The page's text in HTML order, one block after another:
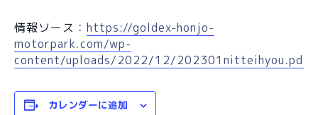
情報ソース： https://goldex-honjo-
motorpark.com/wp-
content/uploads/2022/12/202301nitteihyou.pdf
カレンダーに追加